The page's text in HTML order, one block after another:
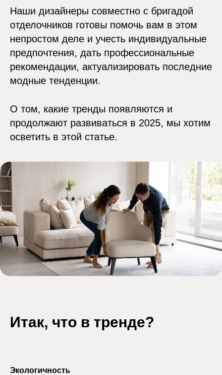
Наши дизайнеры совместно с бригадой
отделочников готовы помочь вам в этом
непростом деле и учесть индивидуальные
предпочтения, дать профессиональные
рекомендации, актуализировать последние
модные тенденции.
О том, какие тренды появляются и
продолжают развиваться в 2025, мы хотим
осветить в этой статье.
Итак, что в тренде?
Экологичность